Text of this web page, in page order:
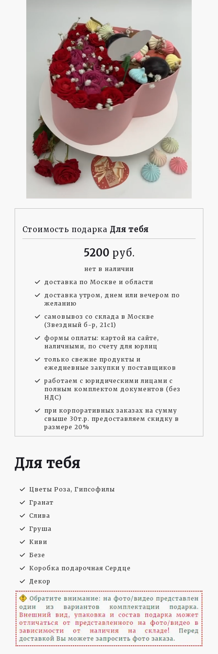
Для тебя
Цветы Роза, Гипсофилы
Гранат
Слива
Груша
Киви
Безе
Коробка подарочная Сердце
Декор
Стоимость подарка Для тебя
5200
нет в наличии
доставка по Москве и области
доставка утром, днем или вечером по
желанию
самовывоз со склада в Москве
(Звездный б-р, 21с1)
формы оплаты: картой на сайте,
наличными, по счету для юрлиц
только свежие продукты и
ежедневные закупки у поставщиков
работаем с юридическими лицами с
полным комплектом документов (без
НДС)
при корпоративных заказах на сумму
свыше 30т.р. предоставляем скидку в
размере 20%